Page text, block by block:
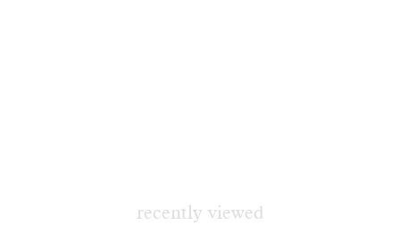
recently viewed